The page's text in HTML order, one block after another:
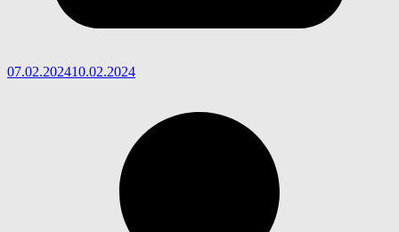
07.02.202410.02.2024